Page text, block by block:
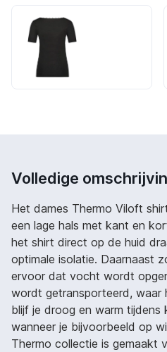
Volledige
Het dames Thermo Viloft
een lage hals met kant en
het shirt direct op de huid
optimale isolatie. Daarnaast
ervoor dat vocht wordt
wordt getransporteerd, waar
blijf je droog en warm tijdens
wanneer je bijvoorbeeld op
Thermo collectie is gemaakt